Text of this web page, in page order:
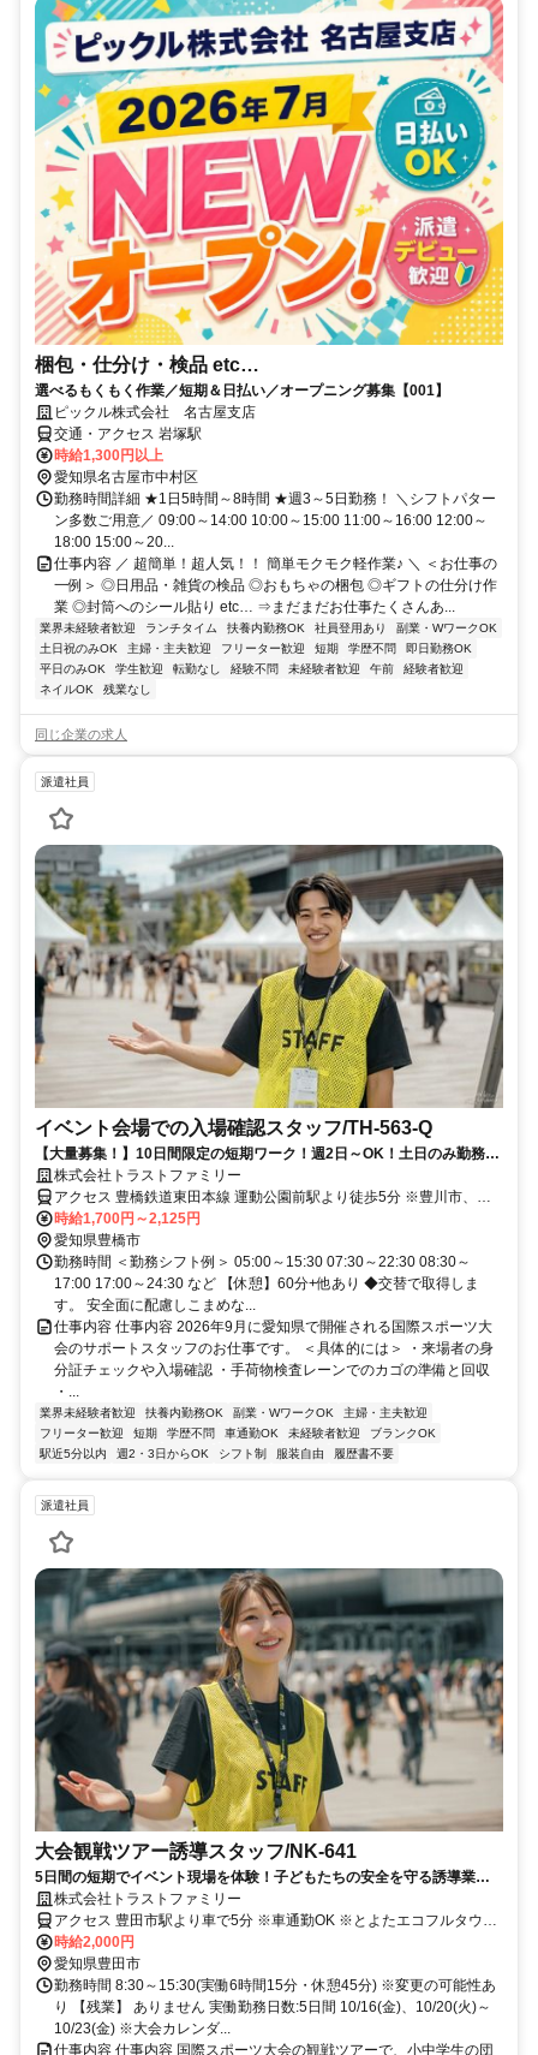
梱包・仕分け・検品 etc…
選べるもくもく作業／短期＆日払い／オープニング募集【001】
ピックル株式会社 名古屋支店
交通・アクセス 岩塚駅
時給1,300円以上
愛知県名古屋市中村区
勤務時間詳細 ★1日5時間～8時間 ★週3～5日勤務！ ＼シフトパター
ン多数ご用意／ 09:00～14:00 10:00～15:00 11:00～16:00 12:00～
18:00 15:00～20...
仕事内容 ／ 超簡単！超人気！！ 簡単モクモク軽作業♪ ＼ ＜お仕事の
一例＞ ◎日用品・雑貨の検品 ◎おもちゃの梱包 ◎ギフトの仕分け作
業 ◎封筒へのシール貼り etc… ⇒まだまだお仕事たくさんあ...
業界未経験者歓迎 ランチタイム 扶養内勤務OK 社員登用あり
副業・WワークOK
土日祝のみOK
主婦・主夫歓迎 フリーター歓迎 短期 学歴不問
即日勤務OK
平日のみOK
学生歓迎 転勤なし 経験不問 未経験者歓迎 午前
経験者歓迎
ネイルOK
残業なし
同じ企業の求人
派遣社員
イベント会場での入場確認スタッフ/TH-563-Q
【大量募集！】10日間限定の短期ワーク！週2日～OK！土日のみ勤務も
歓迎！
株式会社トラストファミリー
アクセス 豊橋鉄道東田本線 運動公園前駅より徒歩5分 ※豊川市、蒲
郡市、田原市、湖西市より通勤多数
時給1,700円～2,125円
愛知県豊橋市
勤務時間 ＜勤務シフト例＞ 05:00～15:30 07:30～22:30 08:30～
17:00 17:00～24:30 など 【休憩】60分+他あり ◆交替で取得しま
す。 安全面に配慮しこまめな...
仕事内容 仕事内容 2026年9月に愛知県で開催される国際スポーツ大
会のサポートスタッフのお仕事です。 ＜具体的には＞ ・来場者の身
分証チェックや入場確認 ・手荷物検査レーンでのカゴの準備と回収
・...
業界未経験者歓迎 扶養内勤務OK 副業・WワークOK
主婦・主夫歓迎
フリーター歓迎
短期 学歴不問 車通勤OK 未経験者歓迎
ブランクOK
駅近5分以内
週2・3日からOK シフト制 服装自由 履歴書不要
派遣社員
大会観戦ツアー誘導スタッフ/NK-641
5日間の短期でイベント現場を体験！子どもたちの安全を守る誘導業務
で達成感を味わえます。
株式会社トラストファミリー
アクセス 豊田市駅より車で5分 ※車通勤OK ※とよたエコフルタウン
跡地に駐車場あり
時給2,000円
愛知県豊田市
勤務時間 8:30～15:30(実働6時間15分・休憩45分) ※変更の可能性あ
り 【残業】 ありません 実働勤務日数:5日間 10/16(金)、10/20(火)～
10/23(金) ※大会カレンダ...
仕事内容 仕事内容 国際スポーツ大会の観戦ツアーで、小中学生の団